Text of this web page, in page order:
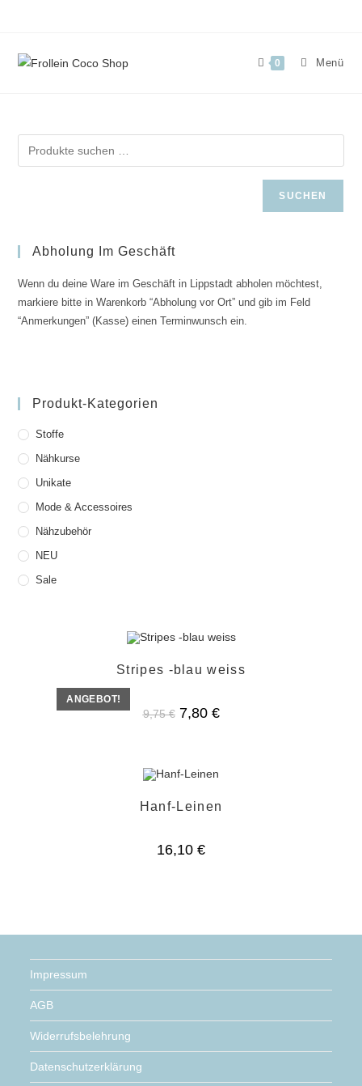
0 Menü
SUCHEN
Abholung Im Geschäft
Wenn du deine Ware im Geschäft in Lippstadt abholen möchtest,
markiere bitte in Warenkorb “Abholung vor Ort” und gib im Feld
“Anmerkungen” (Kasse) einen Terminwunsch ein.
Produkt-Kategorien
Stoffe
Nähkurse
Unikate
Mode & Accessoires
Nähzubehör
NEU
Sale
ANGEBOT!
Stripes -blau weiss
9,75€ Ursprünglicher
Preis
7,80 €Aktueller
Preis
Hanf-Leinen
16,10 €
Impressum
AGB
Widerrufsbelehrung
Datenschutzerklärung